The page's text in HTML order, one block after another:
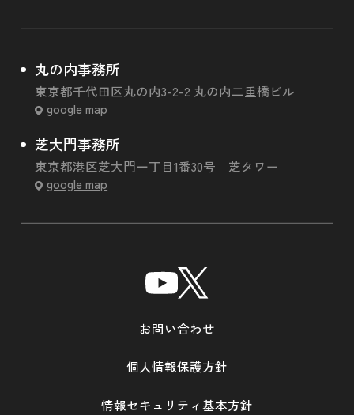
丸の内事務所
東京都千代田区丸の内3-2-2 丸の内二重橋ビル
google map
芝大門事務所
東京都港区芝大門一丁目1番30号 芝タワー
google map
お問い合わせ
個人情報保護方針
情報セキュリティ基本方針